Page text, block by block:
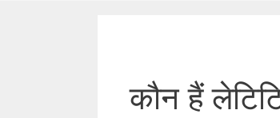
कौन हैं